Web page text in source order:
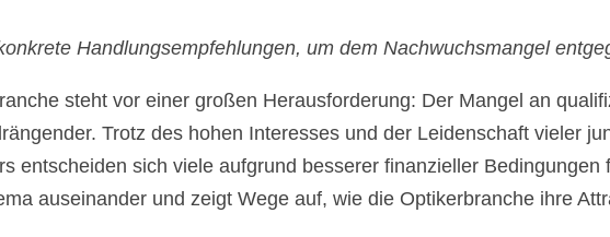
Handlungsempfehlungen, um dem Nachwuchsmangel
steht vor einer großen Herausforderung: Der Mangel an
Trotz des hohen Interesses und der Leidenschaft vieler
entscheiden sich viele aufgrund besserer finanzieller
auseinander und zeigt Wege auf, wie die Optikerbranche ihre